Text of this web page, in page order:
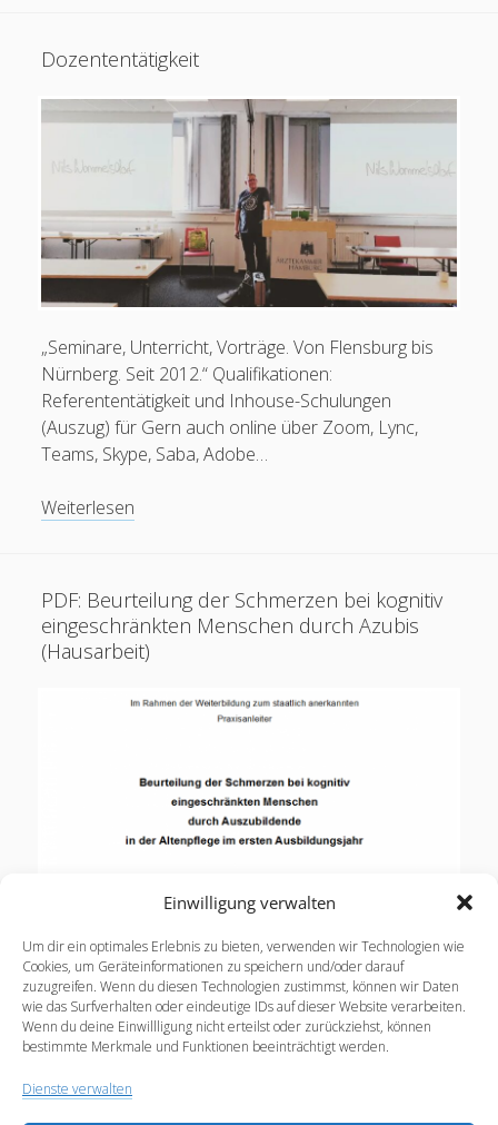
Einwilligung verwalten
Um dir ein optimales Erlebnis zu bieten, verwenden wir Technologien wie
Cookies, um Geräteinformationen zu speichern und/oder darauf
zuzugreifen. Wenn du diesen Technologien zustimmst, können wir Daten
wie das Surfverhalten oder eindeutige IDs auf dieser Website verarbeiten.
Wenn du deine Einwillligung nicht erteilst oder zurückziehst, können
bestimmte Merkmale und Funktionen beeinträchtigt werden.
Dienste verwalten
Palliatives
Notfallmanagement
(pflegen:palliativ
35/2017)
Dozententätigkeit
„Seminare, Unterricht, Vorträge. Von Flensburg bis
Nürnberg. Seit 2012.“ Qualifikationen:
Referententätigkeit und Inhouse-Schulungen
(Auszug) für Gern auch online über Zoom, Lync,
Teams, Skype, Saba, Adobe…
Weiterlesen
PDF: Beurteilung der Schmerzen bei kognitiv
eingeschränkten Menschen durch Azubis
(Hausarbeit)
Beurteilung der Schmerzen bei kognitiv
eingeschränkten Menschen durch (HA Nils
Wommelsdorf) (pdf) Die Beurteilung der Schmerzen
bei kognitiv eingeschränkten Menschen durch
Auszubildende in der Altenpflege…
Weiterlesen